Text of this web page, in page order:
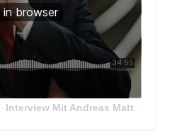
· Interview Mit Andreas Matthä, CEO der ÖBB Holding